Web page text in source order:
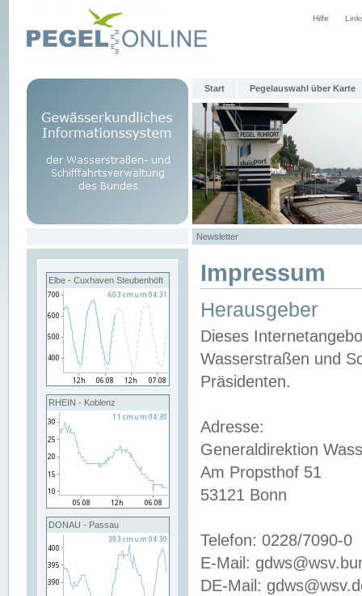
Hilfe
Start Pegelauswahl über Karte
Newsletter
Elbe - Cuxhaven Steubenhöft
RHEIN - Koblenz
DONAU - Passau
Impressum
Herausgeber
Dieses
Wasserstraßen und
Präsidenten.
Adresse:
Generaldirektion
Am Propsthof 51
53121 Bonn
Telefon: 0228/7090-0
E-Mail:
DE-Mail: